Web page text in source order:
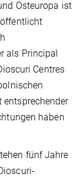
Osteuropa ist
als Principal
Centres
entsprechender
haben
fünf Jahre